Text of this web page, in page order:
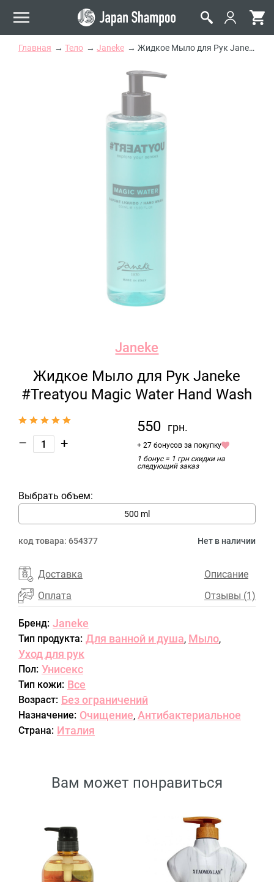
Главная Тело Janeke Жидкое Мыло для Рук Janeke #Treatyou Magic Water Hand Wash
Janeke
Жидкое Мыло для Рук Janeke
#Treatyou Magic Water Hand Wash
– +
550 грн.
+ 27 бонусов за покупку
1 бонус = 1 грн скидки на
следующий заказ
Выбрать объем:
500 ml
код товара: 654377 Нет в наличии
Доставка
Оплата
Описание
Отзывы (1)
Бренд: Janeke
Тип продукта: Для ванной и душа, Мыло,
Уход для рук
Пол: Унисекс
Тип кожи: Все
Возраст: Без ограничений
Назначение: Очищение, Антибактериальное
Страна: Италия
Вам может понравиться